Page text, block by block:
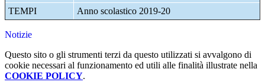
TEMPI
Anno scolastico 2019-20
Notizie
Questo sito o gli strumenti terzi da questo utilizzati si avvalgono di
cookie necessari al funzionamento ed utili alle finalità illustrate nella
COOKIE POLICY.